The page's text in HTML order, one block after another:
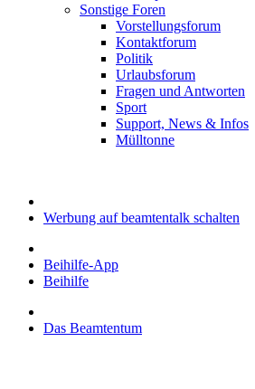
Sonstige Foren
Vorstellungsforum
Kontaktforum
Politik
Urlaubsforum
Fragen und Antworten
Sport
Support, News & Infos
Mülltonne
Werbung auf beamtentalk schalten
Beihilfe-App
Beihilfe
Das Beamtentum